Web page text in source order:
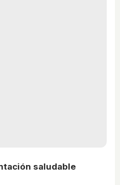
saludable